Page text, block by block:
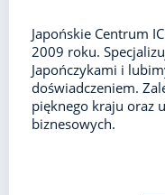
Japońskie Centrum
2009 roku.
Japończykami i
doświadczeniem.
pięknego kraju oraz
biznesowych.